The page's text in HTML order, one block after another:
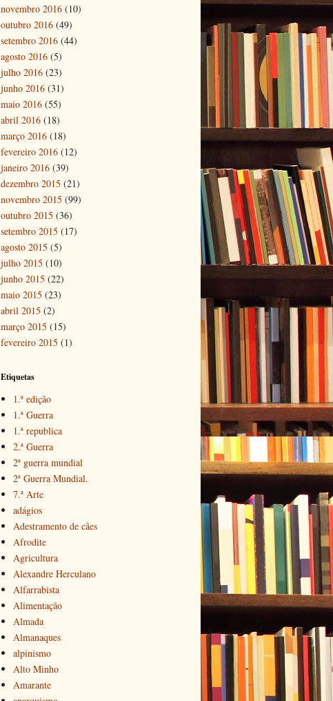
novembro 2016 (10)
outubro 2016 (49)
setembro 2016 (44)
agosto 2016 (5)
julho 2016 (23)
junho 2016 (31)
maio 2016 (55)
abril 2016 (18)
março 2016 (18)
fevereiro 2016 (12)
janeiro 2016 (39)
dezembro 2015 (21)
novembro 2015 (99)
outubro 2015 (36)
setembro 2015 (17)
agosto 2015 (5)
julho 2015 (10)
junho 2015 (22)
maio 2015 (23)
abril 2015 (2)
março 2015 (15)
fevereiro 2015 (1)
Etiquetas
1.ª edição
1.ª Guerra
1.ª republica
2.ª Guerra
2ª guerra mundial
2ª Guerra Mundial.
7.ª Arte
adágios
Adestramento de cães
Afrodite
Agricultura
Alexandre Herculano
Alfarrabista
Alimentação
Almada
Almanaques
alpinismo
Alto Minho
Amarante